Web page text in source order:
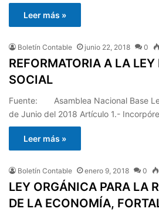
Leer más »
Boletín Contable junio 22, 2018 0
REFORMATORIA A LA LEY
SOCIAL
Fuente: Asamblea Nacional Base
de Junio del 2018 Artículo 1.-
Leer más »
Boletín Contable enero 9, 2018 0
LEY ORGÁNICA PARA LA
DE LA ECONOMÍA,